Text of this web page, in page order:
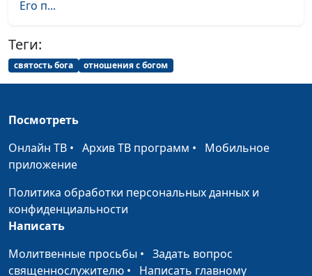
его смысл?
Его п...
Теги:
святость бога отношения с богом
Посмотреть
Онлайн ТВ • Архив ТВ программ • Мобильное
приложение
Политика обработки персональных данных и
конфиденциальности
Написать
Молитвенные просьбы • Задать вопрос
священнослужителю • Написать главному